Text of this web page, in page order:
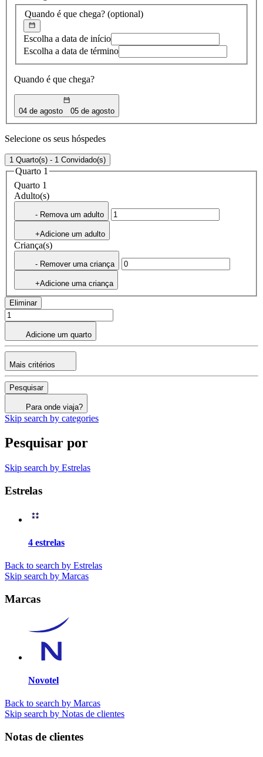
Quando é que chega? (optional)
Escolha a data de início
Escolha a data de término
Quando é que chega?
04 de agosto 05 de agosto
Selecione os seus hóspedes
1 Quarto(s) - 1 Convidado(s)
Quarto 1
Quarto 1
Adulto(s)
- Remova um adulto
+Adicione um adulto
Criança(s)
- Remover uma criança
+Adicione uma criança
Eliminar
Adicione um quarto
Mais critérios
Pesquisar
Para onde viaja?
Skip search by categories
Pesquisar por
Skip search by Estrelas
Estrelas
4 estrelas
Back to search by Estrelas
Skip search by Marcas
Marcas
Novotel
Back to search by Marcas
Skip search by Notas de clientes
Notas de clientes